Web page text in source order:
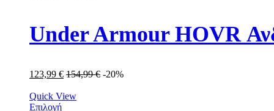
Under Armour HOVR
123,99 € 154,99€ -20%
Quick View
Επιλογή